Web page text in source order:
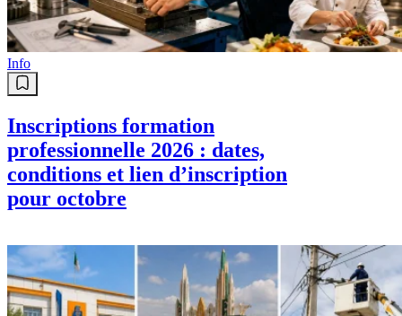
Info
Inscriptions formation
professionnelle 2026 : dates,
conditions et lien d’inscription
pour octobre